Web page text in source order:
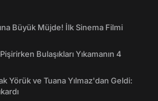
Büyük Müjde! İlk Sinema Filmi
Bulaşıkları Yıkamanın 4
Yörük ve Tuana Yılmaz'dan Geldi: